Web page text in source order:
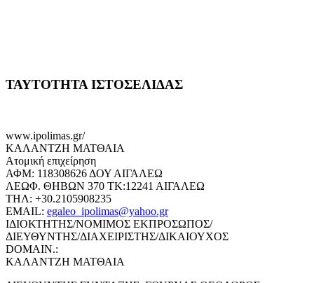
ΤΑΥΤΟΤΗΤΑ ΙΣΤΟΣΕΛΙΔΑΣ
www.ipolimas.gr/
ΚΑΛΑΝΤΖΗ ΜΑΤΘΑΙΑ
Ατομική επιχείρηση
ΑΦΜ: 118308626 ΔΟΥ ΑΙΓΑΛΕΩ
ΛΕΩΦ. ΘΗΒΩΝ 370 ΤΚ:12241 ΑΙΓΑΛΕΩ
ΤΗΛ: +30.2105908235
EMAIL: egaleo_ipolimas@yahoo.gr
ΙΔΙΟΚΤΗΤΗΣ/ΝΟΜΙΜΟΣ ΕΚΠΡΟΣΩΠΟΣ/
ΔΙΕΥΘΥΝΤΗΣ/ΔΙΑΧΕΙΡΙΣΤΗΣ/ΔΙΚΑΙΟΥΧΟΣ
DOMAIN.:
ΚΑΛΑΝΤΖΗ ΜΑΤΘΑΙΑ